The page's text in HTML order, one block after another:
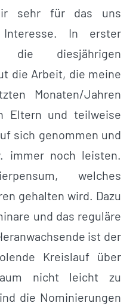
sehr für das uns
Interesse. In erster
die diesjährigen
die Arbeit, die meine
Monaten/Jahren
Eltern und teilweise
sich genommen und
immer noch leisten.
welches
gehalten wird. Dazu
und das reguläre
ist der
Kreislauf über
nicht leicht zu
die Nominierungen